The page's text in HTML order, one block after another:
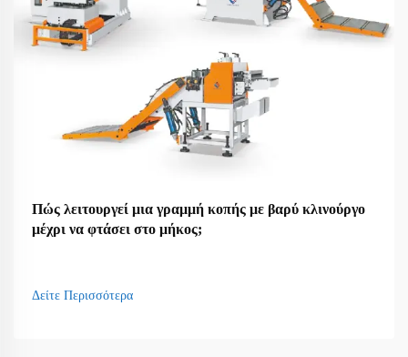
Πώς λειτουργεί μια γραμμή κοπής με βαρύ κλινούργο
μέχρι να φτάσει στο μήκος;
Δείτε Περισσότερα